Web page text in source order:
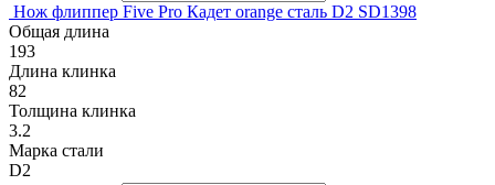
Нож флиппер Five Pro Кадет orange сталь D2 SD1398
Общая длина
193
Длина клинка
82
Толщина клинка
3.2
Марка стали
D2